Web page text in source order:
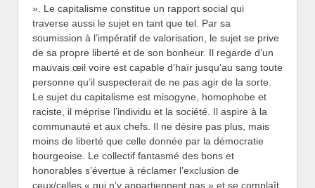
». Le capitalisme constitue un rapport social qui
traverse aussi le sujet en tant que tel. Par sa
soumission à l’impératif de valorisation, le sujet se prive
de sa propre liberté et de son bonheur. Il regarde d’un
mauvais œil voire est capable d’haïr jusqu’au sang toute
personne qu’il suspecterait de ne pas agir de la sorte.
Le sujet du capitalisme est misogyne, homophobe et
raciste, il méprise l’individu et la société. Il aspire à la
communauté et aux chefs. Il ne désire pas plus, mais
moins de liberté que celle donnée par la démocratie
bourgeoise. Le collectif fantasmé des bons et
honorables s’évertue à réclamer l’exclusion de
ceux/celles « qui n’y appartiennent pas » et se complaît